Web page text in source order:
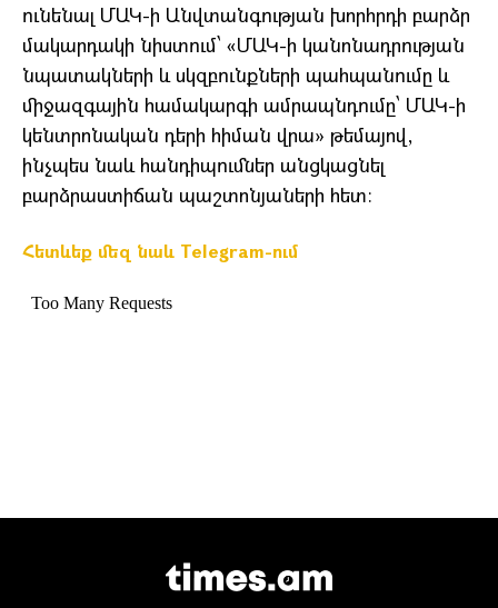
ունենալ ՄԱԿ-ի Անվտանգության խորհրդի բարձր
մակարդակի նիստում՝ «ՄԱԿ-ի կանոնադրության
նպատակների և սկզբունքների պահպանումը և
միջազգային համակարգի ամրապնդումը՝ ՄԱԿ-ի
կենտրոնական դերի հիման վրա» թեմայով,
ինչպես նաև հանդիպումներ անցկացնել
բարձրաստիճան պաշտոնյաների հետ։
Հետևեք մեզ նաև Telegram-ում